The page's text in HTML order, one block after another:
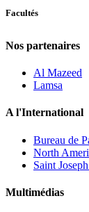
Facultés
Nos partenaires
Al Mazeed
Lamsa
A l'International
Bureau de
North
Saint
Multimédias